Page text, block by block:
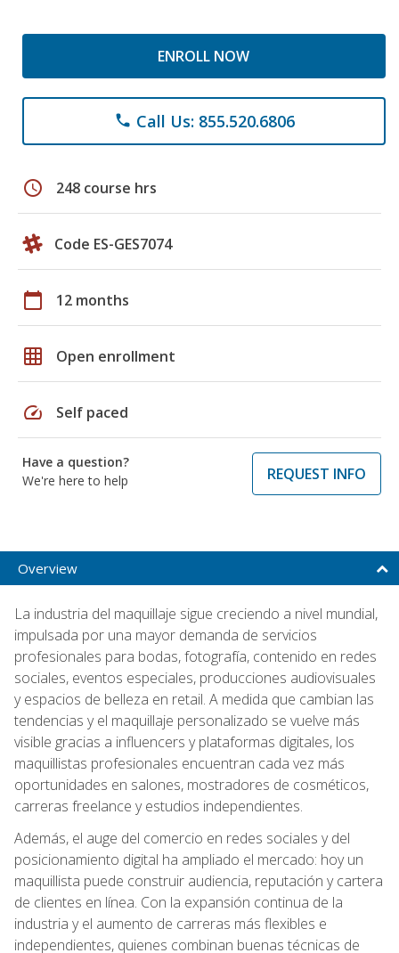
ENROLL NOW
phone Call Us: 855.520.6806
schedule 248 course hrs
Code ES-GES7074
calendar_today 12 months
grid_on Open enrollment
speed Self paced
Have a question?
We're here to help
REQUEST INFO
Overview
La industria del maquillaje sigue creciendo a nivel mundial,
impulsada por una mayor demanda de servicios
profesionales para bodas, fotografía, contenido en redes
sociales, eventos especiales, producciones audiovisuales
y espacios de belleza en retail. A medida que cambian las
tendencias y el maquillaje personalizado se vuelve más
visible gracias a influencers y plataformas digitales, los
maquillistas profesionales encuentran cada vez más
oportunidades en salones, mostradores de cosméticos,
carreras freelance y estudios independientes.
Además, el auge del comercio en redes sociales y del
posicionamiento digital ha ampliado el mercado: hoy un
maquillista puede construir audiencia, reputación y cartera
de clientes en línea. Con la expansión continua de la
industria y el aumento de carreras más flexibles e
independientes, quienes combinan buenas técnicas de